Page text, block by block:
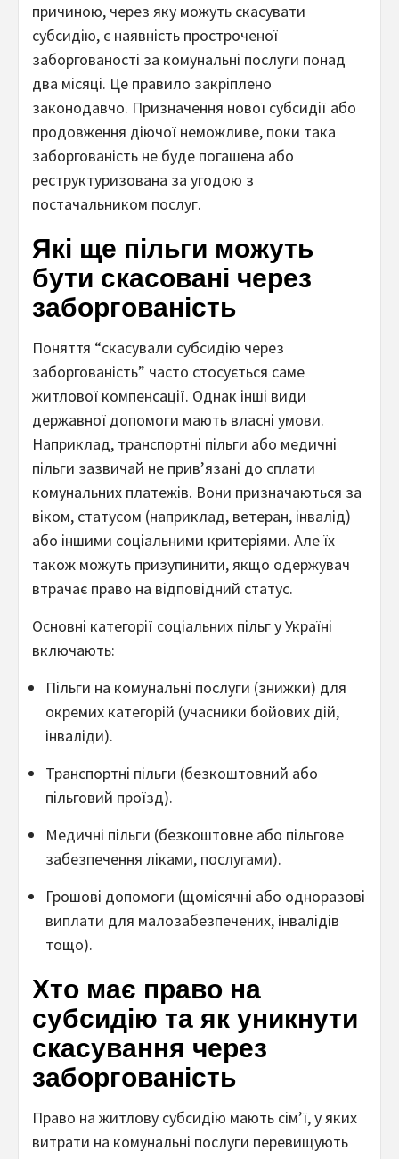
причиною, через яку можуть скасувати
субсидію, є наявність простроченої
заборгованості за комунальні послуги понад
два місяці. Це правило закріплено
законодавчо. Призначення нової субсидії або
продовження діючої неможливе, поки така
заборгованість не буде погашена або
реструктуризована за угодою з
постачальником послуг.
Які ще пільги можуть
бути скасовані через
заборгованість
Поняття “скасували субсидію через
заборгованість” часто стосується саме
житлової компенсації. Однак інші види
державної допомоги мають власні умови.
Наприклад, транспортні пільги або медичні
пільги зазвичай не прив’язані до сплати
комунальних платежів. Вони призначаються за
віком, статусом (наприклад, ветеран, інвалід)
або іншими соціальними критеріями. Але їх
також можуть призупинити, якщо одержувач
втрачає право на відповідний статус.
Основні категорії соціальних пільг у Україні
включають:
Пільги на комунальні послуги (знижки) для
окремих категорій (учасники бойових дій,
інваліди).
Транспортні пільги (безкоштовний або
пільговий проїзд).
Медичні пільги (безкоштовне або пільгове
забезпечення ліками, послугами).
Грошові допомоги (щомісячні або одноразові
виплати для малозабезпечених, інвалідів
тощо).
Хто має право на
субсидію та як уникнути
скасування через
заборгованість
Право на житлову субсидію мають сім’ї, у яких
витрати на комунальні послуги перевищують